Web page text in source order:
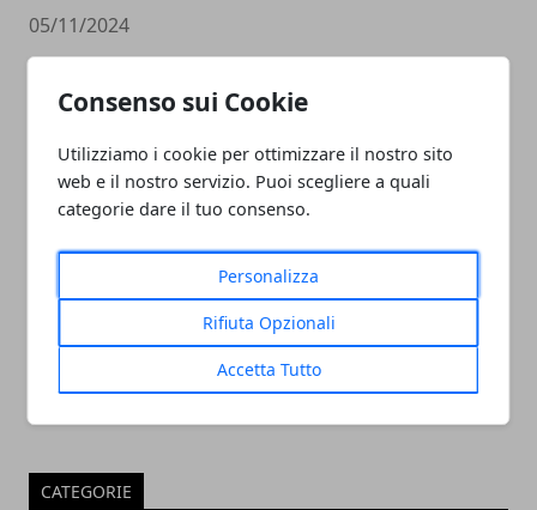
Consenso sui Cookie
Utilizziamo i cookie per ottimizzare il nostro sito
web e il nostro servizio. Puoi scegliere a quali
categorie dare il tuo consenso.
Personalizza
Rifiuta Opzionali
Accetta Tutto
05/11/2024
PULITORE COORDINATORE
CATEGORIE